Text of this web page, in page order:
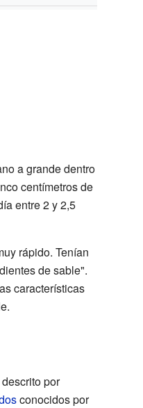
a grande dentro
centímetros de
entre 2 y 2,5
rápido. Tenían
de sable".
características
por
conocidos por